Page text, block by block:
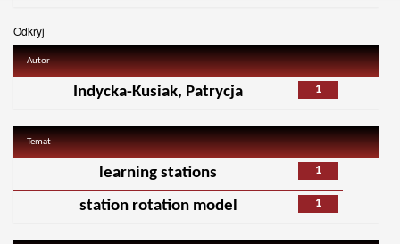
Odkryj
Autor
1
Indycka-Kusiak, Patrycja
Temat
1
learning stations
1
station rotation model